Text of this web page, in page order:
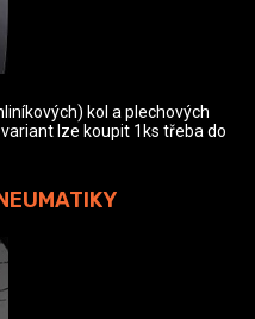
kol a plechových
lze koupit 1ks třeba do